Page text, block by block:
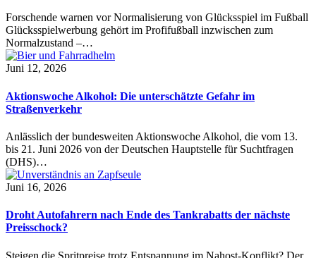
Forschende warnen vor Normalisierung von Glücksspiel im Fußball
Glücksspielwerbung gehört im Profifußball inzwischen zum
Normalzustand –…
Juni 12, 2026
Aktionswoche Alkohol: Die unterschätzte Gefahr im
Straßenverkehr
Anlässlich der bundesweiten Aktionswoche Alkohol, die vom 13.
bis 21. Juni 2026 von der Deutschen Hauptstelle für Suchtfragen
(DHS)…
Juni 16, 2026
Droht Autofahrern nach Ende des Tankrabatts der nächste
Preisschock?
Steigen die Spritpreise trotz Entspannung im Nahost-Konflikt? Der